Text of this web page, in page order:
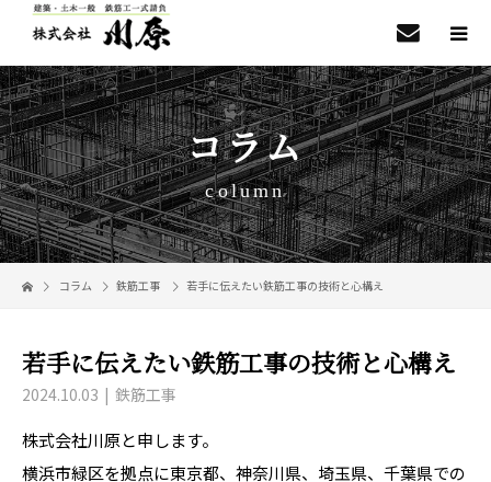
コラム
column
コラム 鉄筋工事 若手に伝えたい鉄筋工事の技術と心構え
若手に伝えたい鉄筋工事の技術と心構え
2024.10.03 鉄筋工事
株式会社川原と申します。
横浜市緑区を拠点に東京都、神奈川県、埼玉県、千葉県での